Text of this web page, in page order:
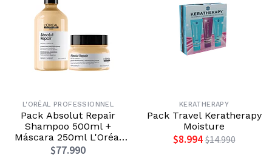
L'ORÉAL PROFESSIONNEL
Pack Absolut Repair
Shampoo 500ml +
Máscara 250ml L'Oréal
Professionnel
$77.990
KERATHERAPY
Pack Travel Keratherapy
Moisture
$8.994 $14.990